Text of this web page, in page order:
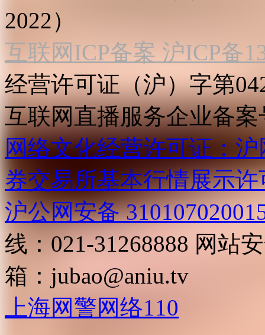
2022）
互联网ICP备案 沪ICP备
经营许可证（沪）字第
互联网直播服务企业备案
网络文化经营许可证：
券交易所基本行情展示许
沪公网安备
线：021-31268888 网站
箱： jubao@aniu.tv
上海网警网络110